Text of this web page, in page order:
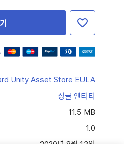
Unity Asset Store EULA
싱글 엔티티
11.5 MB
1.0